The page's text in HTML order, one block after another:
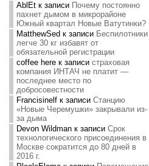
AblEtк записи Почему постоянно
пахнет дымом в микрорайоне
Южный квартал Новые Ватутинки?
MatthewSed к записи Беспилотники
легче 30 кг избавят от
обязательной регистрации
coffee hereк записи страховая
компания ИНТАЧ не платит —
последнее место по
добросовестности
Francisinelfк записи Станцию
«Новые Черемушки» закрывали из-
за дыма
Devon Wildmanк записи Срок
технологического присоединения в
Москве сократится до 80 дней в
2016 г.